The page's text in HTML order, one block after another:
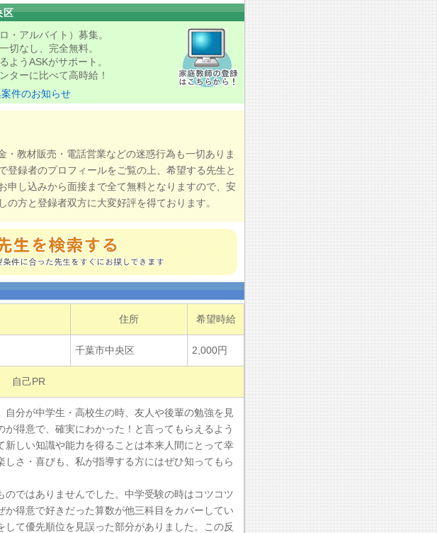
区
・アルバイト）募集。
切なし、完全無料。
ようASKがサポート。
ターに比べて高時給！
件のお知らせ
・教材販売・電話営業などの迷惑行為も一切ありま
登録者のプロフィールをご覧の上、希望する先生と
申し込みから面接まで全て無料となりますので、安
方と登録者双方に大変好評を得ております。
住所 希望時給
千葉市中央区 2,000円
自己PR
分が中学生・高校生の時、友人や後輩の勉強を見
得意で、確実にわかった！と言ってもらえるよう
しい知識や能力を得ることは本来人間にとって幸
さ・喜びも、私が指導する方にはぜひ知ってもら
ではありませんでした。中学受験の時はコツコツ
得意で好きだった算数が他三科目をカバーしてい
て優先順位を見誤った部分がありました。この反